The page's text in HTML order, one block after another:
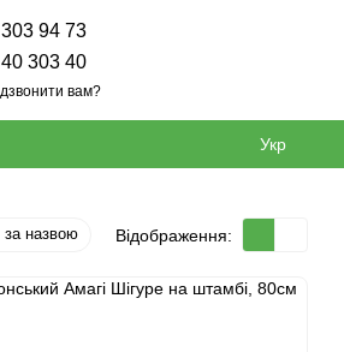
94 73
303 40
вам?
Укр
за назвою Відображення: